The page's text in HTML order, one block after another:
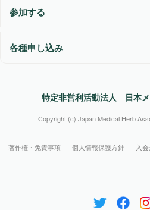
参加する
各種申し込み
特定非営利活動法人 日本
Copyright (c) Japan Medical Herb
著作権・免責事項 個人情報保護方針 入